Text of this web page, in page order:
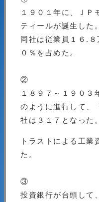
１９０１年に、ＪＰ
ティールが誕生した。
同社は従業員１６.
０％を占めた。
②
１８９７～１９０３
のように進行して、
社は３１７となった。
トラストによる工業
た。
③
投資銀行が台頭して